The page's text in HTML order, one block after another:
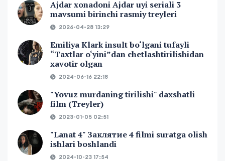
Ajdar xonadoni Ajdar uyi seriali 3
mavsumi birinchi rasmiy treyleri
2026-04-28 13:29
Emiliya Klark insult bo‘lgani tufayli
“Taxtlar o‘yini”dan chetlashtirilishidan
xavotir olgan
2024-06-16 22:18
"Yovuz murdaning tirilishi" daxshatli
film (Treyler)
2023-01-05 02:51
"Lanat 4" Заклятие 4 filmi suratga olish
ishlari boshlandi
2024-10-23 17:54